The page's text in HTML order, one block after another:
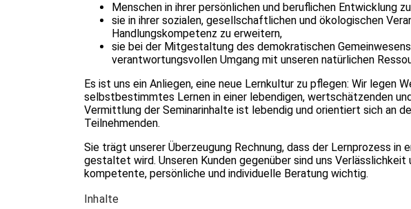
Menschen in ihrer persönlichen und beruflichen Entwicklung
sie in ihrer sozialen, gesellschaftlichen und ökologischen
Handlungskompetenz zu erweitern,
sie bei der Mitgestaltung des demokratischen
verantwortungsvollen Umgang mit unseren natürlichen
Es ist uns ein Anliegen, eine neue Lernkultur zu pflegen: Wir legen
selbstbestimmtes Lernen in einer leben­digen, wertschätzenden
Vermittlung der Seminarinhalte ist lebendig und orientiert sich an
Teilnehmenden.
Sie trägt unserer Überzeugung Rechnung, dass der Lernprozess in
gestaltet wird. Unseren Kunden gegenüber sind uns Verlässlichkeit
kompetente, persönliche und individuelle Beratung wichtig.
Inhalte